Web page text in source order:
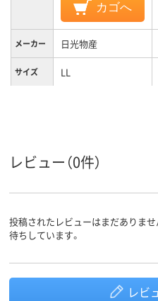
カゴへ
メーカー 日光物産
サイズ LL
レビュー（0件）
投稿されたレビューはまだありま
待ちしています。
レビ